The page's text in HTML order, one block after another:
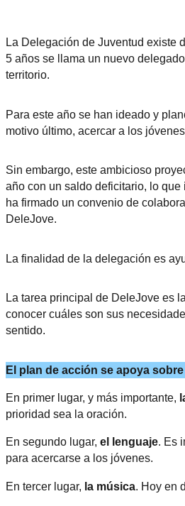
La Delegación de Juventud existe
5 años se llama un nuevo
territorio.
Para este año se han ideado y
motivo último, acercar a los
Sin embargo, este ambicioso
año con un saldo deficitario, lo
ha firmado un convenio de
DeleJove.
La finalidad de la delegación es
La tarea principal de DeleJove es
conocer cuáles son sus
sentido.
El plan de acción se apoya
En primer lugar, y más importante,
prioridad sea la oración.
En segundo lugar, el lenguaje. Es
para acercarse a los jóvenes.
En tercer lugar, la música . Hoy